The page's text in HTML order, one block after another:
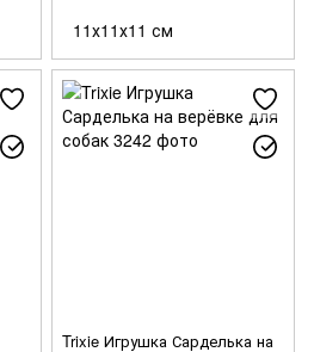
11х11х11 см
Trixie Игрушка Сарделька на